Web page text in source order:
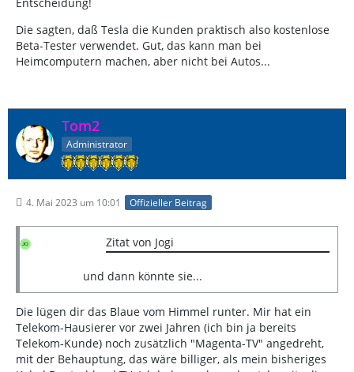
Die sagten, daß Tesla die Kunden praktisch also kostenlose
Beta-Tester verwendet. Gut, das kann man bei
Heimcomputern machen, aber nicht bei Autos...
Tom2
Administrator
4. Mai 2023 um 10:01 Offizieller Beitrag
Zitat von Jogi
und dann könnte sie...
Die lügen dir das Blaue vom Himmel runter. Mir hat ein
Telekom-Hausierer vor zwei Jahren (ich bin ja bereits
Telekom-Kunde) noch zusätzlich "Magenta-TV" angedreht,
mit der Behauptung, das wäre billiger, als mein bisheriges